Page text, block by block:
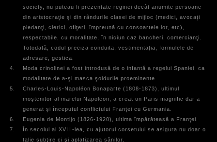
society, nu puteau fi prezentate reginei decât anumite persoane
din aristocraţie şi din rândurile clasei de mijloc (medici, avocaţi
pledanţi, clerici, ofiţeri, împreună cu consoartele lor, etc),
respectabile, cu moralitate, în niciun caz bancheri, comercianţi.
Totodată, codul preciza conduita, vestimentaţia, formulele de
adresare, gestica.
4.
Moda crinolinei a fost introdusă de o infantă a regelui Spaniei, ca
modalitate de a-şi masca şoldurile proeminente.
5.
Charles-Louis-Napoléon Bonaparte (1808-1873), ultimul
moştenitor al marelui Napoleon, a creat un Paris magnific dar a
generat şi începutul conflictului Franţei cu Germania.
6.
Eugenia de Montijo (1826-1920), ultima împărăteasă a Franţei.
7.
În secolul al XVIII-lea, cu ajutorul corsetului se asigura nu doar o
talie subţire ci şi aplatizarea sânilor.